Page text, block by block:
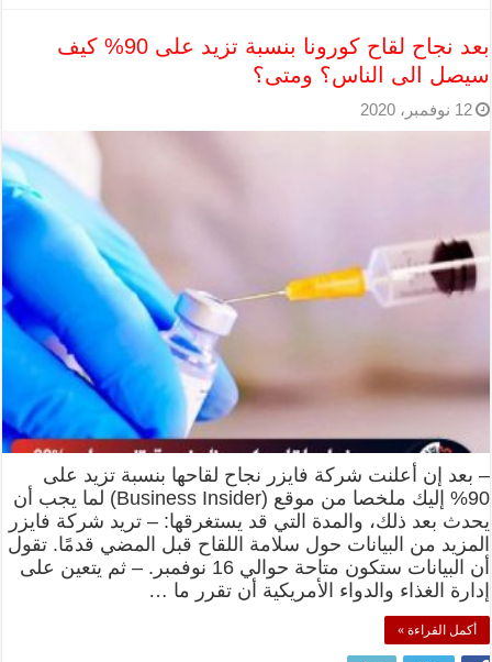
بعد نجاح لقاح كورونا بنسبة تزيد على 90% كيف
سيصل الى الناس؟ ومتى؟
12 نوفمبر، 2020
– بعد إن أعلنت شركة فايزر نجاح لقاحها بنسبة تزيد على
90% إليك ملخصا من موقع (Business Insider) لما يجب أن
يحدث بعد ذلك، والمدة التي قد يستغرقها: – تريد شركة فايزر
المزيد من البيانات حول سلامة اللقاح قبل المضي قدمًا. تقول
أن البيانات ستكون متاحة حوالي 16 نوفمبر. – ثم يتعين على
إدارة الغذاء والدواء الأمريكية أن تقرر ما …
أكمل القراءة »